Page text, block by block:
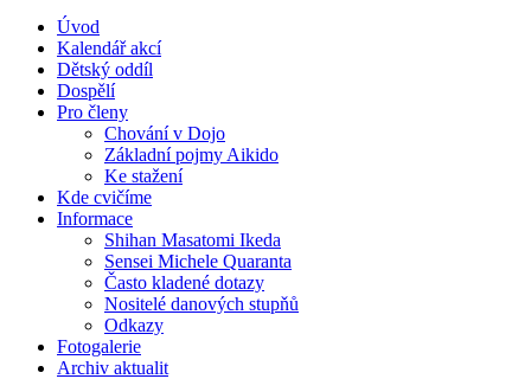
Úvod
Kalendář akcí
Dětský oddíl
Dospělí
Pro členy
Chování v Dojo
Základní pojmy Aikido
Ke stažení
Kde cvičíme
Informace
Shihan Masatomi Ikeda
Sensei Michele Quaranta
Často kladené dotazy
Nositelé danových stupňů
Odkazy
Fotogalerie
Archiv aktualit